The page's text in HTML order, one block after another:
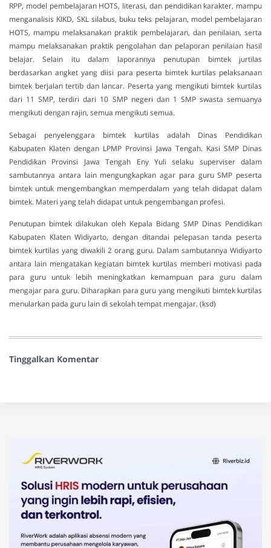
RPP, model pembelajaran HOTS, literasi, dan pendidikan karakter, mampu
menganalisis KIKD, SKL silabus, buku teks pelajaran, model pembelajaran
HOTS, mampu melaksanakan praktik pembelajaran, dan penilaian, serta
mampu melaksanakan praktik pengolahan dan pelaporan penilaian hasil
belajar. Selain itu dalam laporannya penutupan bimtek jurtilas
berdasarkan angket yang diisi para peserta bimtek kurtilas pelaksanaan
bimtek berjalan tertib dan lancar. Peserta yang mengikuti bimtek kurtilas
dari 11 SMP, terdiri dari 10 SMP negeri dan 1 SMP swasta semuanya
mengikuti dengan rajin, semua mengikuti semua.
Sebagai penyelenggara bimtek kurtilas adalah Dinas Pendidikan
Kabupaten Klaten dengan LPMP Provinsi Jawa Tengah. Kasi SMP Dinas
Pendidikan Provinsi Jawa Tengah Eny Yuli selaku superviser dalam
sambutannya antara lain mengungkapkan agar para guru SMP peserta
bimtek untuk mengembangkan memperdalam yang telah didapat dalam
bimtek. Materi yang telah didapat untuk pengembangan profesi.
Penutupan bimtek dilakukan oleh Kepala Bidang SMP Dinas Pendidikan
Kabupaten Klaten Widiyarto, dengan ditandai pelepasan tanda peserta
bimtek kurtilas yang diwakili 2 orang guru. Dalam sambutannya Widiyarto
antara lain mengatakan kegiatan bimtek kurtilas memberi motivasi pada
para guru untuk lebih meningkatkan kemampuan para guru dalam
mengajar para guru. Diharapkan para guru yang mengikuti bimtek kurtilas
menularkan pada guru lain di sekolah tempat mengajar. (ksd)
Tinggalkan Komentar